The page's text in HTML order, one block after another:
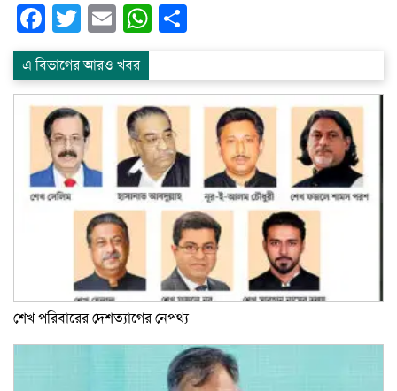
Facebook
Twitter
EmailWhatsApp
এ বিভাগের আরও খবর
শেখ পরিবারের দেশত্যাগের নেপথ্য